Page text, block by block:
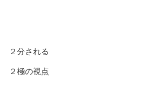
２分される
２極の視点